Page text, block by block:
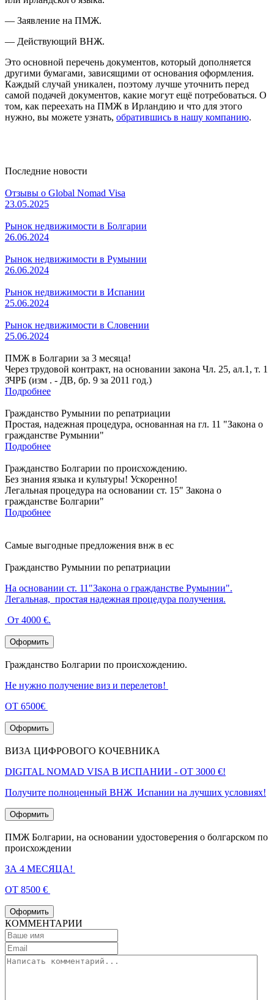
— Заявление на ПМЖ.
— Действующий ВНЖ.
Это основной перечень документов, который дополняется
другими бумагами, зависящими от основания оформления.
Каждый случай уникален, поэтому лучше уточнить перед
самой подачей документов, какие могут ещё потребоваться. О
том, как переехать на ПМЖ в Ирландию и что для этого
нужно, вы можете узнать, обратившись в нашу компанию.
Последние новости
Отзывы о Global Nomad Visa
23.05.2025
Рынок недвижимости в Болгарии
26.06.2024
Рынок недвижимости в Румынии
26.06.2024
Рынок недвижимости в Испании
25.06.2024
Рынок недвижимости в Словении
25.06.2024
ПМЖ в Болгарии за 3 месяца!
Через трудовой контракт, на основании закона Чл. 25, ал.1, т. 1
ЗЧРБ (изм . - ДВ, бр. 9 за 2011 год.)
Подробнее
Гражданство Румынии по репатриации
Простая, надежная процедура, основанная на гл. 11 "Закона о
гражданстве Румынии"
Подробнее
Гражданство Болгарии по происхождению.
Без знания языка и культуры! Ускоренно!
Легальная процедура на основании ст. 15" Закона о
гражданстве Болгарии"
Подробнее
Самые выгодные предложения внж в ес
Гражданство Румынии по репатриации
На основании ст. 11"Закона о гражданстве Румынии".
Легальная, простая надежная процедура получения.
От 4000 €.
Оформить
Гражданство Болгарии по происхождению.
Не нужно получение виз и перелетов!
ОТ 6500€
Оформить
ВИЗА ЦИФРОВОГО КОЧЕВНИКА
DIGITAL NOMAD VISA В ИСПАНИИ - ОТ 3000 €!
Получите полноценный ВНЖ Испании на лучших условиях!
Оформить
ПМЖ Болгарии, на основании удостоверения о болгарском по
происхождении
ЗА 4 МЕСЯЦА!
ОТ 8500 €
Оформить
КОММЕНТАРИИ